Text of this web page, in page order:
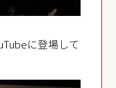
に登場して